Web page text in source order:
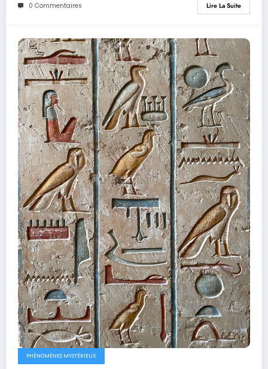
0 Commentaires Lire La Suite
PHÉNOMÈNES MYSTÉRIEUX